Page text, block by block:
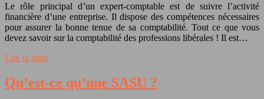
Le rôle principal d’un expert-comptable est de suivre l’activité
financière d’une entreprise. Il dispose des compétences nécessaires
pour assurer la bonne tenue de sa comptabilité. Tout ce que vous
devez savoir sur la comptabilité des professions libérales ! Il est…
Lire la suite
Qu’est-ce qu’une SASU ?